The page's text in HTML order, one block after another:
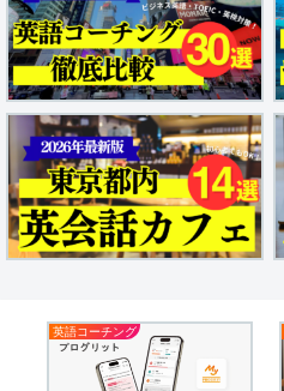
英語コーチング